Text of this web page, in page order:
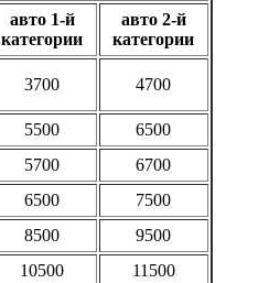
авто 1-й
категории
авто 2-й
категории
3700 4700
5500
6500
5700
6700
6500
7500
8500
9500
10500
11500